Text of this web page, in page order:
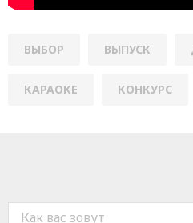
ВЫБОР ВЫПУСК
КАРАОКЕ КОНКУРС